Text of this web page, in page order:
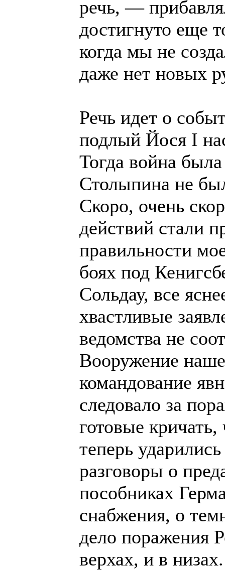
речь, —
достигнуто еще
когда мы не
даже нет новых
Речь идет о
подлый Йося I
Тогда война
Столыпина не
Скоро, очень
действий стали
правильности
боях под
Сольдау, все
хвастливые
ведомства не
Вооружение
командование
следовало за
готовые
теперь
разговоры о
пособниках
снабжения, о
дело поражения
верхах, и в